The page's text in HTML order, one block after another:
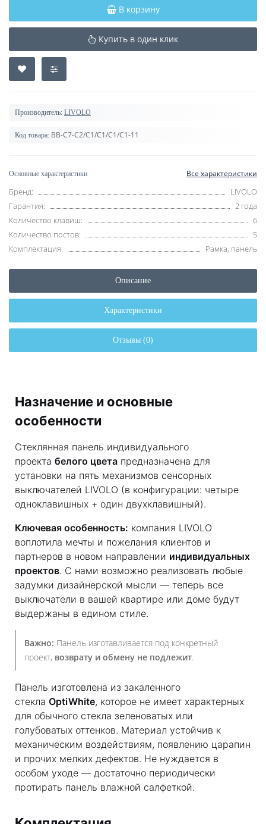
В корзину
Купить в один клик
Производитель: LIVOLO
Код товара: BB-C7-C2/C1/C1/C1/C1-11
Основные характеристики Все характеристики
Бренд:
LIVOLO
Гарантия:
2 года
Количество клавиш:
6
Количество постов:
5
Комплектация:
Рамка, панель
Описание
Характеристики
Отзывы (0)
Назначение и основные
особенности
Стеклянная панель индивидуального
проекта белого цвета предназначена для
установки на пять механизмов сенсорных
выключателей LIVOLO (в конфигурации: четыре
одноклавишных + один двухклавишный).
Ключевая особенность: компания LIVOLO
воплотила мечты и пожелания клиентов и
партнеров в новом направлении индивидуальных
проектов. С нами возможно реализовать любые
задумки дизайнерской мысли — теперь все
выключатели в вашей квартире или доме будут
выдержаны в едином стиле.
Важно: Панель изготавливается под конкретный
проект, возврату и обмену не подлежит.
Панель изготовлена из закаленного
стекла OptiWhite, которое не имеет характерных
для обычного стекла зеленоватых или
голубоватых оттенков. Материал устойчив к
механическим воздействиям, появлению царапин
и прочих мелких дефектов. Не нуждается в
особом уходе — достаточно периодически
протирать панель влажной салфеткой.